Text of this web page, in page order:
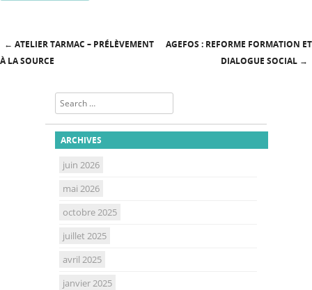
Post navigation
← ATELIER TARMAC – PRÉLÈVEMENT
À LA SOURCE
AGEFOS : REFORME FORMATION ET
DIALOGUE SOCIAL →
Search
ARCHIVES
juin 2026
mai 2026
octobre 2025
juillet 2025
avril 2025
janvier 2025